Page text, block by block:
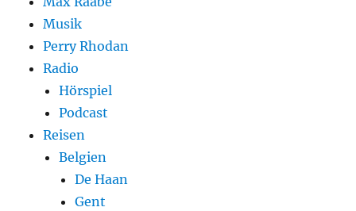
Musik
Perry Rhodan
Radio
Hörspiel
Podcast
Reisen
Belgien
De Haan
Gent